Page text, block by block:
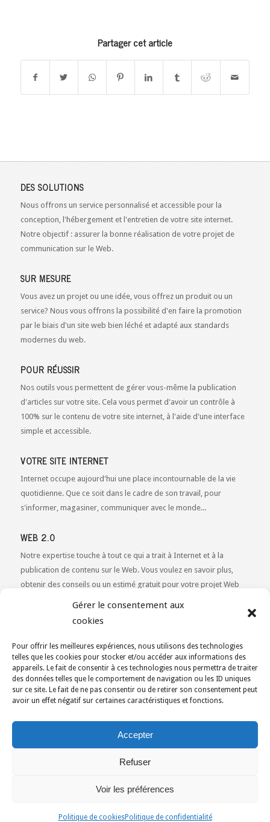
Gérer le consentement aux
cookies
Pour offrir les meilleures expériences, nous utilisons des technologies
telles que les cookies pour stocker et/ou accéder aux informations des
appareils. Le fait de consentir à ces technologies nous permettra de traiter
des données telles que le comportement de navigation ou les ID uniques
sur ce site. Le fait de ne pas consentir ou de retirer son consentement peut
avoir un effet négatif sur certaines caractéristiques et fonctions.
Accepter
Refuser
Voir les préférences
Politique de cookiesPolitique de confidentialité
Partager cet article
DES SOLUTIONS
Nous offrons un service personnalisé et accessible pour la
conception, l'hébergement et l'entretien de votre site internet.
Notre objectif : assurer la bonne réalisation de votre projet de
communication sur le Web.
SUR MESURE
Vous avez un projet ou une idée, vous offrez un produit ou un
service? Nous vous offrons la possibilité d'en faire la promotion
par le biais d'un site web bien léché et adapté aux standards
modernes du web.
POUR RÉUSSIR
Nos outils vous permettent de gérer vous-même la publication
d'articles sur votre site. Cela vous permet d'avoir un contrôle à
100% sur le contenu de votre site internet, à l'aide d'une interface
simple et accessible.
VOTRE SITE INTERNET
Internet occupe aujourd'hui une place incontournable de la vie
quotidienne. Que ce soit dans le cadre de son travail, pour
s'informer, magasiner, communiquer avec le monde...
WEB 2.0
Notre expertise touche à tout ce qui a trait à Internet et à la
publication de contenu sur le Web. Vous voulez en savoir plus,
obtenir des conseils ou un estimé gratuit pour votre projet Web
VOUS ÊTES ICI : ACCUEIL / DÉFINITION / RIMOUSKI
KAJOOM.CA- SERVICES INTERNET
Accueil English Services
Outils & Solutions
Conditions d’utilisation
Berthierville
Applications Web Drupal
Systèmes de gestion et CRM